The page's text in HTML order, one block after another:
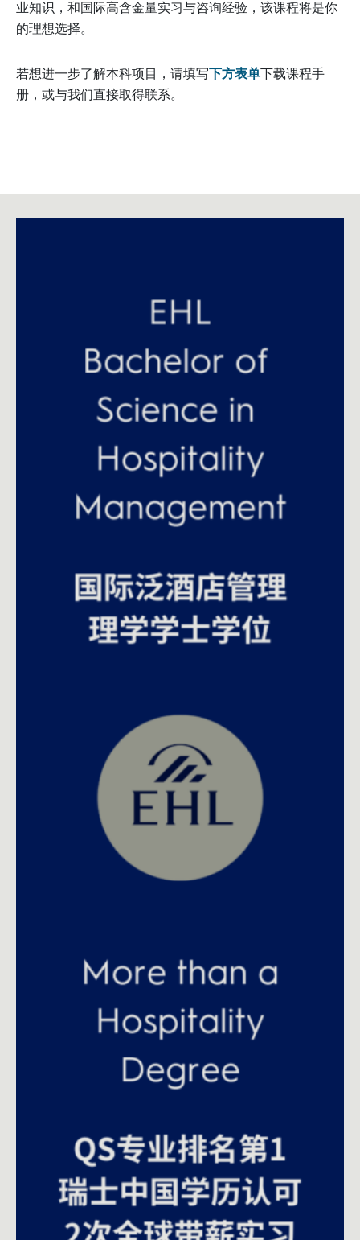
业知识，和国际高含金量实习与咨询经验，该课程将是你
的理想选择。
若想进一步了解本科项目，请填写 下方表单 下载课程手
册，或与我们直接取得联系。